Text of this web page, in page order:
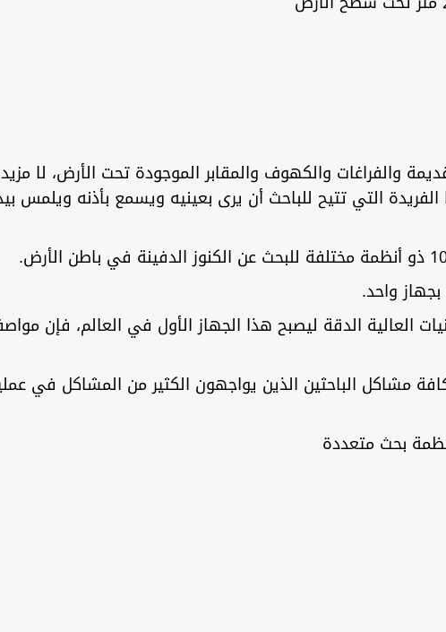
والفراغات والكهوف والمقابر الموجودة تحت الأرض، لا
الفريدة التي تتيح للباحث أن يرى بعينيه ويسمع بأذنه ويلمس
تيتان جير 1000 ليقوم بحل كافة مشاكل الباحثين الذين يواجهون الكثير من